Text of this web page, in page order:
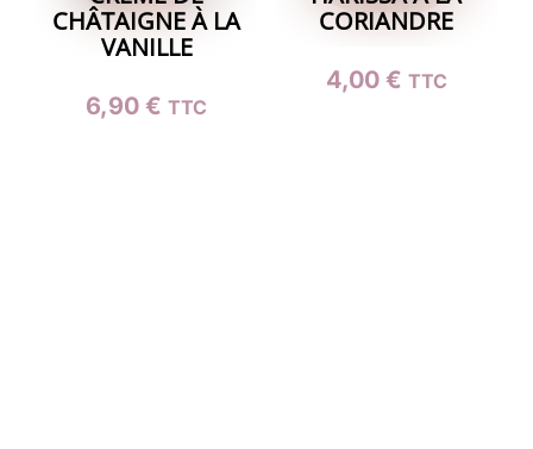
être
sur
CHÂTAIGNE À LA
VANILLE
6,90€ TTC
CORIANDRE
4,00 € TTC